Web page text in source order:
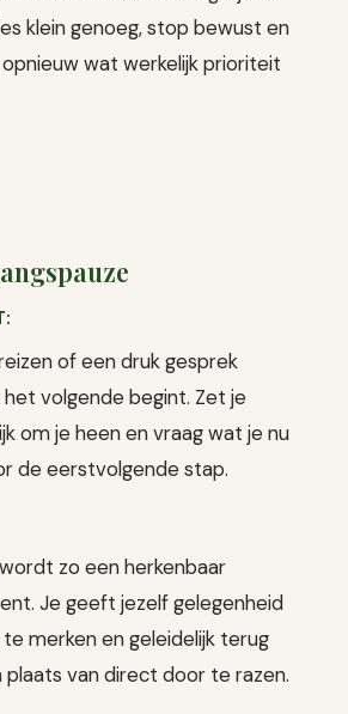
klein genoeg, stop bewust en
wat werkelijk prioriteit
of een druk gesprek
volgende begint. Zet je
om je heen en vraag wat je nu
de eerstvolgende stap.
zo een herkenbaar
Je geeft jezelf gelegenheid
merken en geleidelijk terug
plaats van direct door te razen.